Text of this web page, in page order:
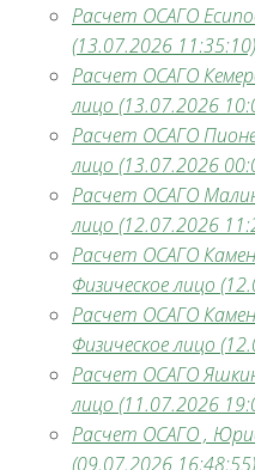
Расчет ОСАГО
(13.07.2026 11:35:10)
Расчет ОСАГО
лицо (13.07.2026
Расчет ОСАГО
лицо (13.07.2026
Расчет ОСАГО
лицо (12.07.2026
Расчет ОСАГО
Физическое лицо
Расчет ОСАГО
Физическое лицо
Расчет ОСАГО
лицо (11.07.2026
Расчет ОСАГО ,
(09.07.2026 16:48:55)